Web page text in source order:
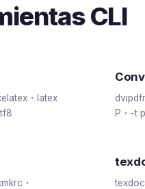
CLI
・latex
P・-t
・